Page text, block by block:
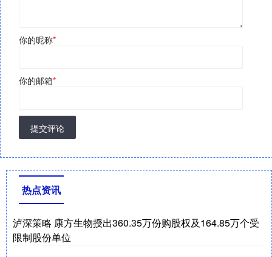
你的昵称*
你的邮箱*
提交评论
热点资讯
泸深策略 康方生物授出360.35万份购股权及164.85万个受
限制股份单位